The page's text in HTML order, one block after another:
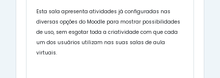
Esta sala apresenta atividades já configuradas nas
diversas opções do Moodle para mostrar possibilidades
de uso, sem esgotar toda a criatividade com que cada
um dos usuários utilizam nas suas salas de aula
virtuais.